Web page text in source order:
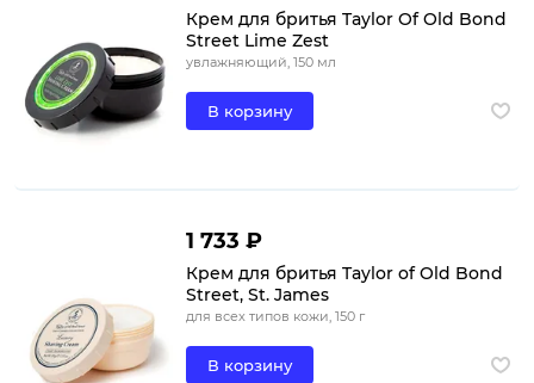
Крем для бритья Taylor Of Old Bond
Street Lime Zest
увлажняющий, 150 мл
В корзину
1 733 ₽
Крем для бритья Taylor of Old Bond
Street, St. James
для всех типов кожи, 150 г
В корзину